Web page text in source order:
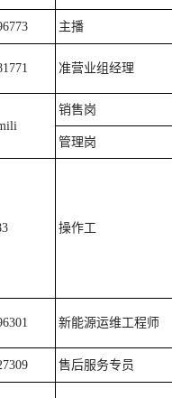
主播
准营业组经理
销售岗
管理岗
操作工
新能源运维工程师
售后服务专员